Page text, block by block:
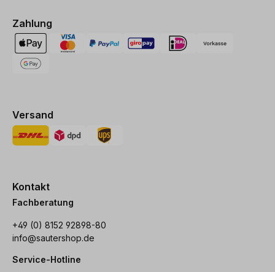
Zahlung
Versand
Kontakt
Fachberatung
+49 (0) 8152 92898-80
info@sautershop.de
Service-Hotline